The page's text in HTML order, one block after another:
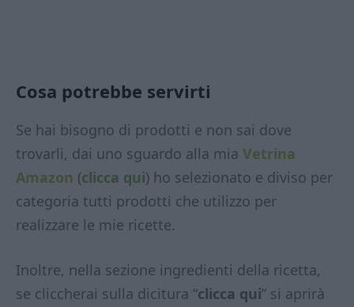
Cosa potrebbe servirti
Se hai bisogno di prodotti e non sai dove
trovarli, dai uno sguardo alla mia Vetrina
Amazon (clicca qui) ho selezionato e diviso per
categoria tutti prodotti che utilizzo per
realizzare le mie ricette.
Inoltre, nella sezione ingredienti della ricetta,
se cliccherai sulla dicitura “clicca qui” si aprirà